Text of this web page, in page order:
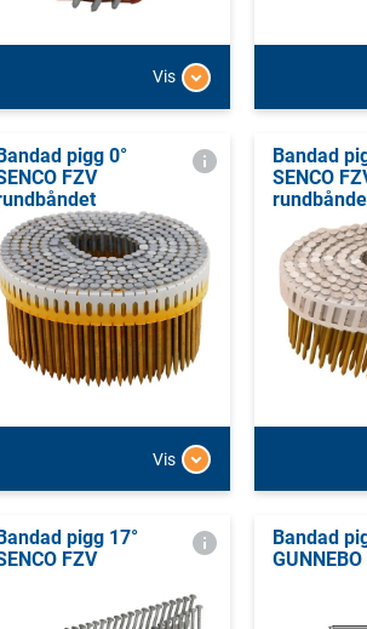
Vis
pigg 0°
FZV
Vis
Bandad
SENCO
Bandad pigg 17°
FZV
Bandad